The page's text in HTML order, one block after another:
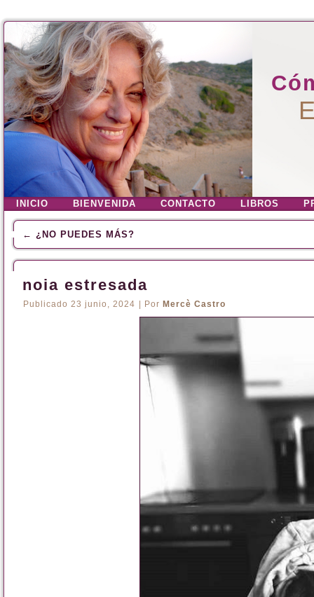
INICIO BIENVENIDA CONTACTO LIBROS
← ¿NO PUEDES MÁS?
noia estresada
Publicado 23 junio, 2024 Por Mercè Castro